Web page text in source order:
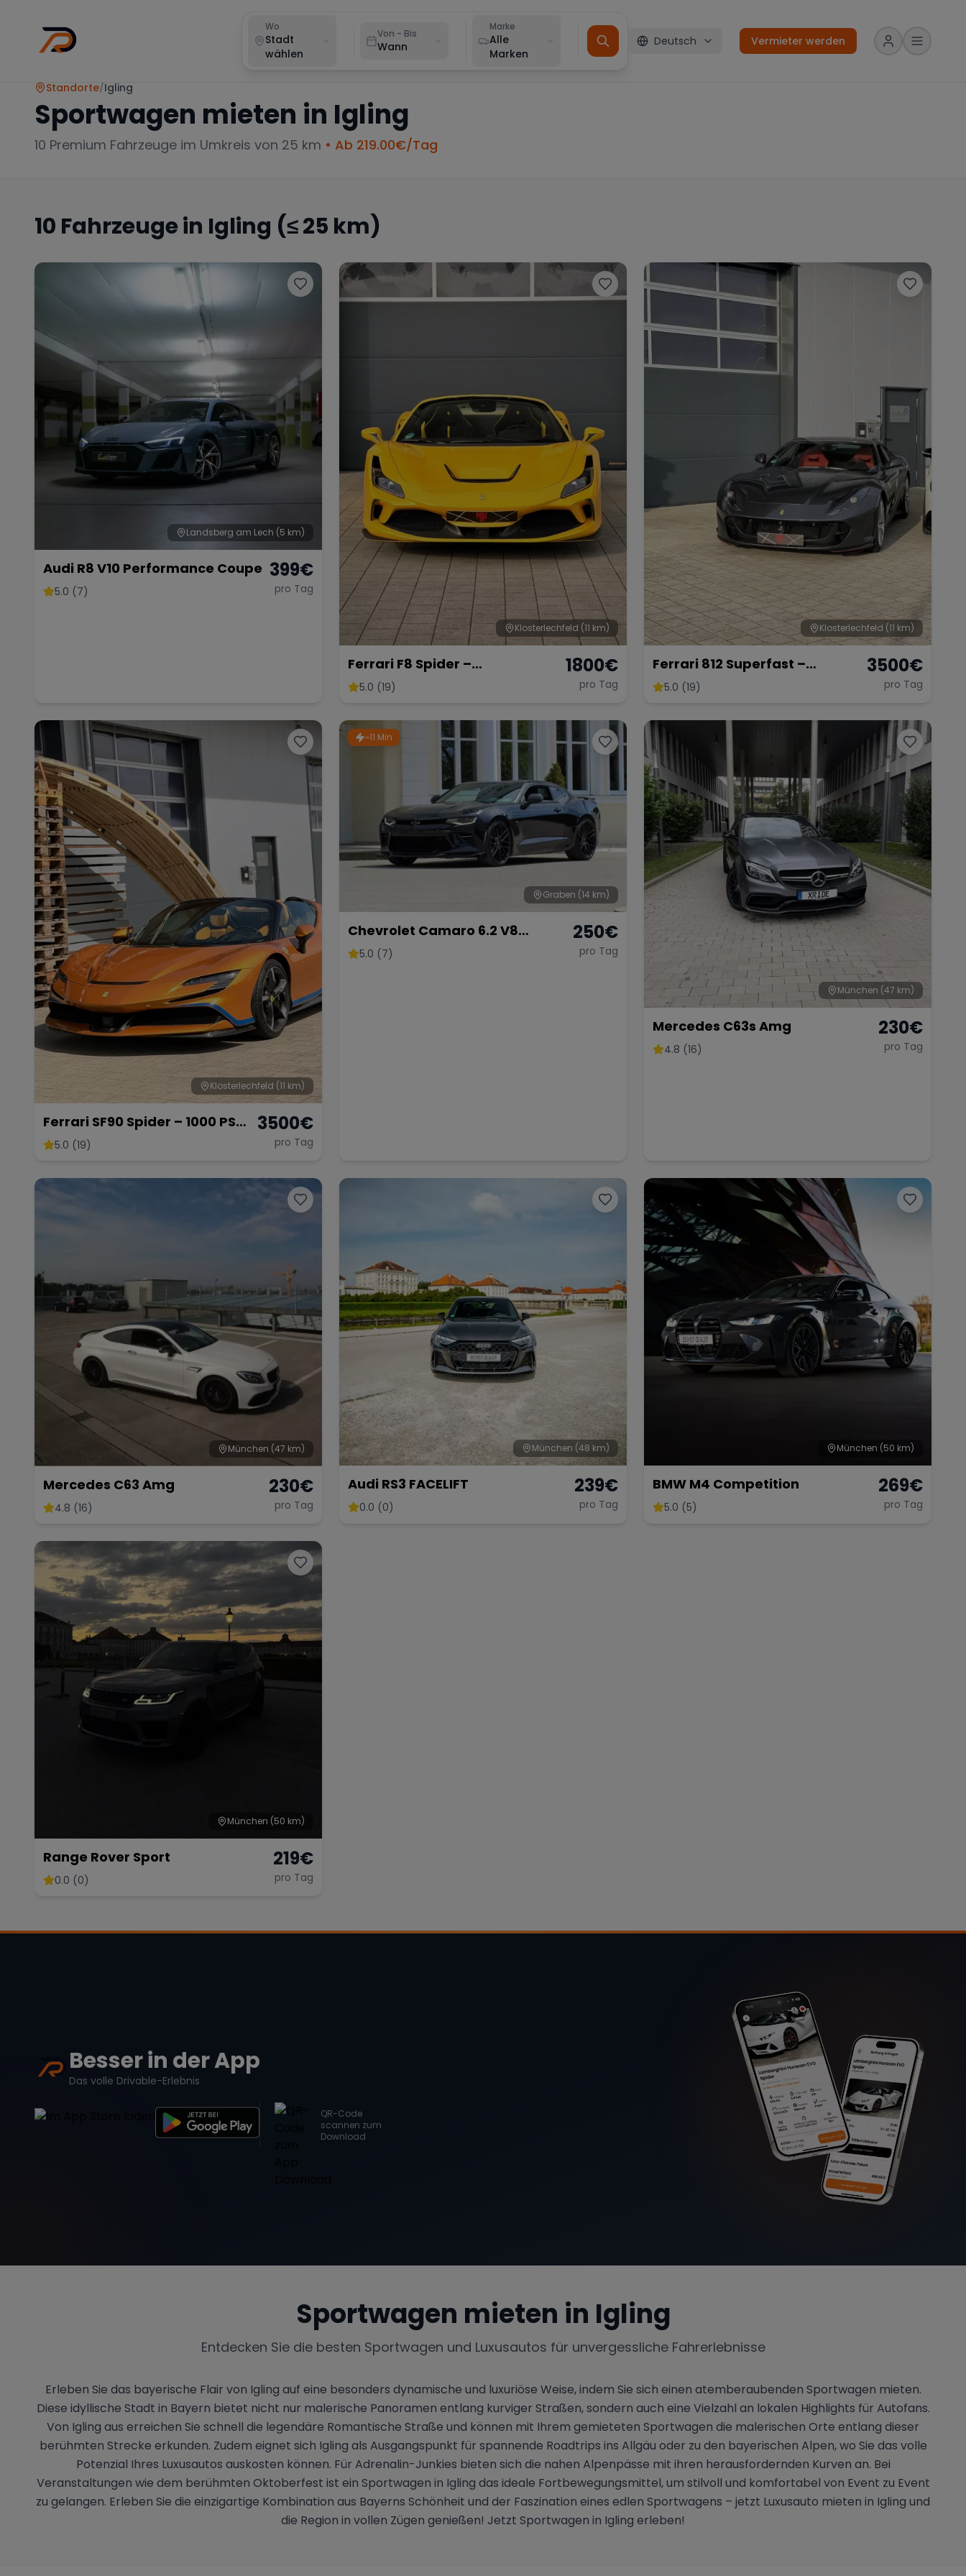
Wo
Stadt
wählen
Von - Bis
Wann
Marke
Alle
Marken
Deutsch Vermieter werden
Standorte/Igling
Sportwagen mieten in Igling
10 Premium Fahrzeuge im Umkreis von 25 km • Ab 219.00€/Tag
10 Fahrzeuge in Igling (≤ 25 km)
Landsberg am Lech (5 km)
Audi R8 V10 Performance Coupe
5.0 (7)
399€
pro Tag
Klosterlechfeld (11 km)
Ferrari F8 Spider –
Atemberaubendes Cabrio
5.0 (19)
1800€
pro Tag
Klosterlechfeld (11 km)
Ferrari 812 Superfast –
Ultimativer V12-Supersportler
5.0 (19)
3500€
pro Tag
Klosterlechfeld (11 km)
Ferrari SF90 Spider – 1000 PS
Supersportwagen
5.0 (19)
3500€
pro Tag
~11 Min
Graben (14 km)
Chevrolet Camaro 6.2 V8
Customkingz
5.0 (7)
250€
pro Tag
München (47 km)
Mercedes C63s Amg
4.8 (16)
230€
pro Tag
München (47 km)
Mercedes C63 Amg
4.8 (16)
230€
pro Tag
München (48 km)
Audi RS3 FACELIFT
0.0 (0)
239€
pro Tag
München (50 km)
BMW M4 Competition
5.0 (5)
269€
pro Tag
München (50 km)
Range Rover Sport
0.0 (0)
219€
pro Tag
Besser in der App
Das volle Drivable-Erlebnis
QR-Code
scannen zum
Download
Sportwagen mieten in Igling
Entdecken Sie die besten Sportwagen und Luxusautos für unvergessliche Fahrerlebnisse
Erleben Sie das bayerische Flair von Igling auf eine besonders dynamische und luxuriöse Weise, indem Sie sich einen atemberaubenden Sportwagen mieten.
Diese idyllische Stadt in Bayern bietet nicht nur malerische Panoramen entlang kurviger Straßen, sondern auch eine Vielzahl an lokalen Highlights für Autofans.
Von Igling aus erreichen Sie schnell die legendäre Romantische Straße und können mit Ihrem gemieteten Sportwagen die malerischen Orte entlang dieser
berühmten Strecke erkunden. Zudem eignet sich Igling als Ausgangspunkt für spannende Roadtrips ins Allgäu oder zu den bayerischen Alpen, wo Sie das volle
Potenzial Ihres Luxusautos auskosten können. Für Adrenalin-Junkies bieten sich die nahen Alpenpässe mit ihren herausfordernden Kurven an. Bei
Veranstaltungen wie dem berühmten Oktoberfest ist ein Sportwagen in Igling das ideale Fortbewegungsmittel, um stilvoll und komfortabel von Event zu Event
zu gelangen. Erleben Sie die einzigartige Kombination aus Bayerns Schönheit und der Faszination eines edlen Sportwagens – jetzt Luxusauto mieten in Igling und
die Region in vollen Zügen genießen! Jetzt Sportwagen in Igling erleben!